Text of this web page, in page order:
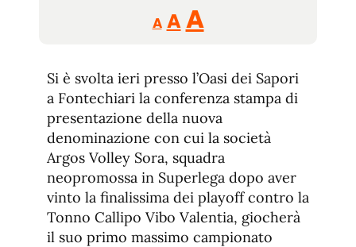
A
Reducir
tamaño
A Restablecer
tamaño
de
fuente
AAumentar
de
fuente.
Si è svolta ieri presso l’Oasi dei Sapori
a Fontechiari la conferenza stampa di
presentazione della nuova
denominazione con cui la società
Argos Volley Sora, squadra
neopromossa in Superlega dopo aver
vinto la finalissima dei playoff contro la
Tonno Callipo Vibo Valentia, giocherà
il suo primo massimo campionato